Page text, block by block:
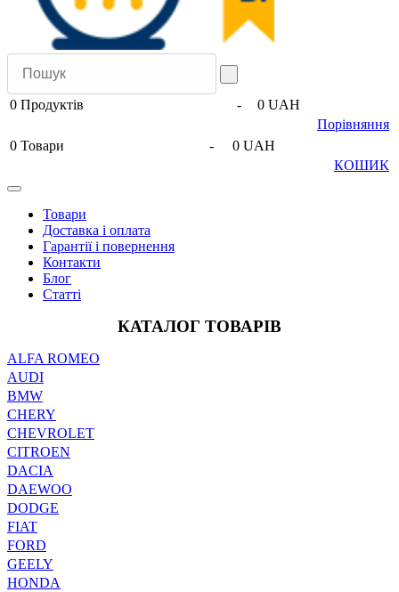
0 Продуктів -
0 UAH
Порівняння
0 Товари -
0 UAH
КОШИК
Товари
Доставка і оплата
Гарантії і повернення
Контакти
Блог
Статті
КАТАЛОГ ТОВАРІВ
ALFA ROMEO
AUDI
BMW
CHERY
CHEVROLET
CITROEN
DACIA
DAEWOO
DODGE
FIAT
FORD
GEELY
HONDA